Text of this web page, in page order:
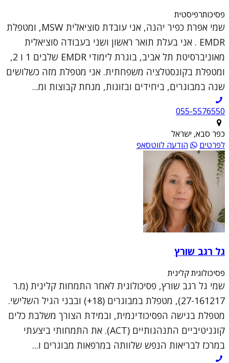
פסיכותרפיסטית
שמי אפרת כפיר יהנה, אני עובדת סוציאלית MSW, ומטפלת
EMDR . אני בעלת תואר ראשון ושני בעבודה סוציאלית
מאוניברסיטת תל אביב, בוגרת לימודי EMDR שלבים 1 ו 2,
ומטפלת בקונסטלציה משפחתית. אני מטפלת מזה כשלושים
שנה במבוגרים, ביחידים ובזוגות, מנחת קבוצות ומ...
055-5576550
כפר סבא, ישראל
לפרטים
הודעה לווטסאפ
גל רגב שורץ
פסיכולוגית קלינית
שמי גל רגב שורץ, פסיכולוגית לאחר התמחות קלינית (מ.ר
27-161217), מטפלת במבוגרים (18+) ובבני הגיל השלישי.
מטפלת בגישה הפסיכודינמית, ובמידת הצורך משלבת כלים
קוגניטיביים התנהגותיים (ACT). את התמחותי ביצעתי
במרכז לבריאות הנפש שלוותה במרפאות מבוגרים ו...